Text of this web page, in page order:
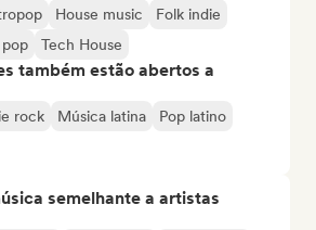
House music
Folk indie
Tech House
também estão abertos a
rock Música latina
Pop latino
semelhante a artistas